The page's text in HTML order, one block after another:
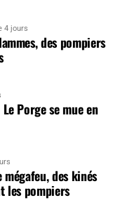
4 jours
des pompiers
Porge se mue en
des kinés
les pompiers